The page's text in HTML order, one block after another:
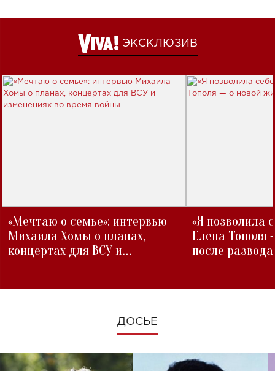
ЭКСКЛЮЗИВ
«Мечтаю о семье»: интервью
Михаила Хомы о планах,
концертах для ВСУ и
«Я позволила
Елена Тополя
после развода
ДОСЬЕ